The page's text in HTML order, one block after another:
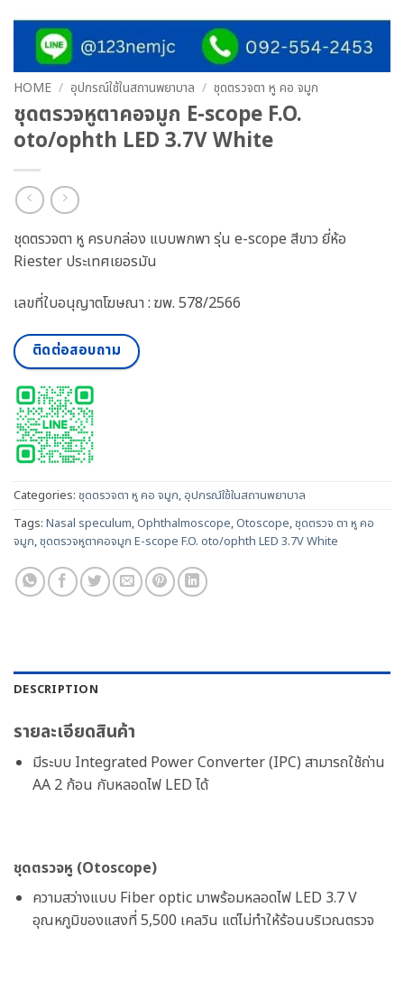
HOME / อุปกรณ์ใช้ในสถานพยาบาล / ชุดตรวจตา หู คอ จมูก
ชุดตรวจหูตาคอจมูก E-scope F.O.
oto/ophth LED 3.7V White
ชุดตรวจตา หู ครบกล่อง แบบพกพา รุ่น e-scope สีขาว ยี่ห้อ
Riester ประเทศเยอรมัน
เลขที่ใบอนุญาตโฆษณา : ฆพ. 578/2566
ติดต่อสอบถาม
Categories: ชุดตรวจตา หู คอ จมูก,อุปกรณ์ใช้ในสถานพยาบาล
Tags: Nasal speculum,Ophthalmoscope,Otoscope,ชุดตรวจ ตา หู คอ
จมูก,ชุดตรวจหูตาคอจมูก E-scope F.O. oto/ophth LED 3.7V White
DESCRIPTION
รายละเอียดสินค้า
มีระบบ Integrated Power Converter (IPC) สามารถใช้ถ่าน
AA 2 ก้อน กับหลอดไฟ LED ได้
ชุดตรวจหู (Otoscope)
ความสว่างแบบ Fiber optic มาพร้อมหลอดไฟ LED 3.7 V
อุณหภูมิของแสงที่ 5,500 เคลวิน แต่ไม่ทำให้ร้อนบริเวณตรวจ